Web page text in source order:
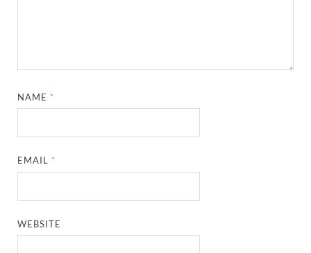
NAME *
EMAIL *
WEBSITE